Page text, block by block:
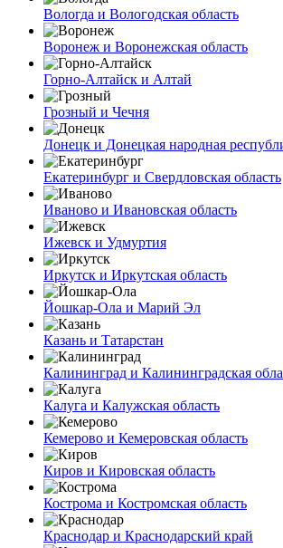
Вологда и Вологодская область
Воронеж и Воронежская область
Горно-Алтайск и Алтай
Грозный и Чечня
Донецк и Донецкая народная
Екатеринбург и Свердловская область
Иваново и Ивановская область
Ижевск и Удмуртия
Иркутск и Иркутская область
Йошкар-Ола и Марий Эл
Казань и Татарстан
Калининград и Калининградская
Калуга и Калужская область
Кемерово и Кемеровская область
Киров и Кировская область
Кострома и Костромская область
Краснодар и Краснодарский край